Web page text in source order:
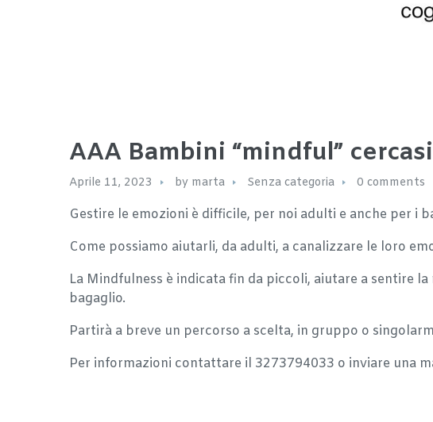
AAA Bambini “mindful” cercasi
Aprile 11, 2023 by marta Senza categoria 0 comments
Gestire le emozioni è difficile, per noi adulti e anche per i
Come possiamo aiutarli, da adulti, a canalizzare le loro
La Mindfulness è indicata fin da piccoli, aiutare a sentire
bagaglio.
Partirà a breve un percorso a scelta, in gruppo o
Per informazioni contattare il 3273794033 o inviare una